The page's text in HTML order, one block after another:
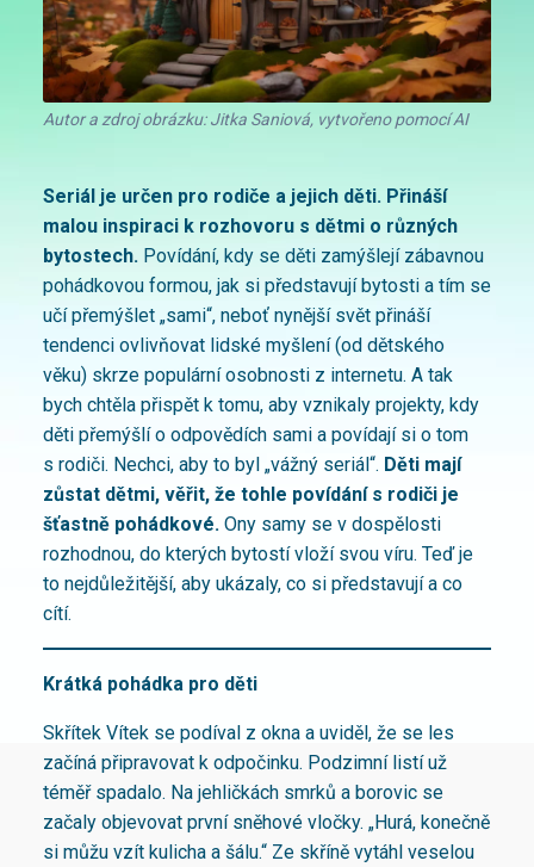
Autor a zdroj obrázku: Jitka Saniová, vytvořeno pomocí AI
Seriál je určen pro rodiče a jejich děti. Přináší
malou inspiraci k rozhovoru s dětmi o různých
bytostech. Povídání, kdy se děti zamýšlejí zábavnou
pohádkovou formou, jak si představují bytosti a tím se
učí přemýšlet „sami“, neboť nynější svět přináší
tendenci ovlivňovat lidské myšlení (od dětského
věku) skrze populární osobnosti z internetu. A tak
bych chtěla přispět k tomu, aby vznikaly projekty, kdy
děti přemýšlí o odpovědích sami a povídají si o tom
s rodiči. Nechci, aby to byl „vážný seriál“. Děti mají
zůstat dětmi, věřit, že tohle povídání s rodiči je
šťastně pohádkové. Ony samy se v dospělosti
rozhodnou, do kterých bytostí vloží svou víru. Teď je
to nejdůležitější, aby ukázaly, co si představují a co
cítí.
Krátká pohádka pro děti
Skřítek Vítek se podíval z okna a uviděl, že se les
začíná připravovat k odpočinku. Podzimní listí už
téměř spadalo. Na jehličkách smrků a borovic se
začaly objevovat první sněhové vločky. „Hurá, konečně
si můžu vzít kulicha a šálu.“ Ze skříně vytáhl veselou